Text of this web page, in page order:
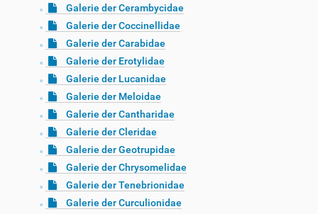
Galerie der Cerambycidae
Galerie der Coccinellidae
Galerie der Carabidae
Galerie der Erotylidae
Galerie der Lucanidae
Galerie der Meloidae
Galerie der Cantharidae
Galerie der Cleridae
Galerie der Geotrupidae
Galerie der Chrysomelidae
Galerie der Tenebrionidae
Galerie der Curculionidae